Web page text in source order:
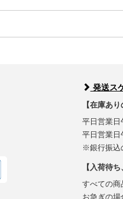
発送ス
【在庫あり
平日営業日
平日営業日
※銀行振込
【入荷待
すべての商
お急ぎの